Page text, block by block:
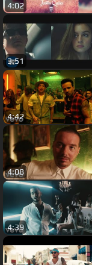
4:02
3:51
4:42
4:08
4:39